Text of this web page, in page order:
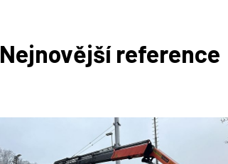
Nejnovější reference